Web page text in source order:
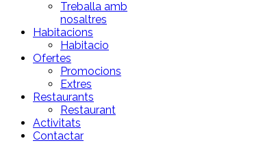
Treballa amb
nosaltres
Habitacions
Habitacio
Ofertes
Promocions
Extres
Restaurants
Restaurant
Activitats
Contactar